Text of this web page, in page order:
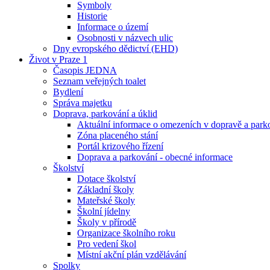
Symboly
Historie
Informace o území
Osobnosti v názvech ulic
Dny evropského dědictví (EHD)
Život v Praze 1
Časopis JEDNA
Seznam veřejných toalet
Bydlení
Správa majetku
Doprava, parkování a úklid
Aktuální informace o omezeních v dopravě a
Zóna placeného stání
Portál krizového řízení
Doprava a parkování - obecné informace
Školství
Dotace školství
Základní školy
Mateřské školy
Školní jídelny
Školy v přírodě
Organizace školního roku
Pro vedení škol
Místní akční plán vzdělávání
Spolky